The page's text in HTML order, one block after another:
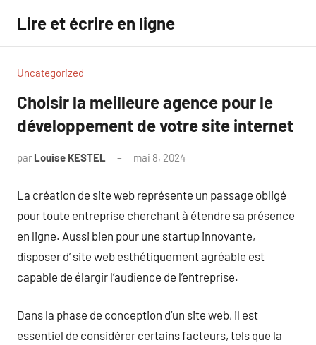
contenu
Lire et écrire en ligne
Uncategorized
Choisir la meilleure agence pour le
développement de votre site internet
par Louise KESTEL mai 8, 2024
La création de site web représente un passage obligé
pour toute entreprise cherchant à étendre sa présence
en ligne. Aussi bien pour une startup innovante,
disposer d’ site web esthétiquement agréable est
capable de élargir l’audience de l’entreprise.
Dans la phase de conception d’un site web, il est
essentiel de considérer certains facteurs, tels que la